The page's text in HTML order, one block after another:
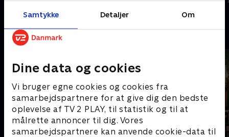
Samtykke Detaljer Om
Dine data og cookies
Vi bruger egne cookies og cookies fra
samarbejdspartnere for at give dig den bedste
oplevelse af TV 2 PLAY, til statistik og til at
målrette annoncer til dig. Vores
samarbejdspartnere kan anvende cookie-data til
Andre så også